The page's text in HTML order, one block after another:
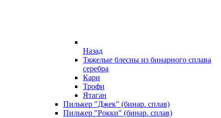
Назад
Тяжелые блесны из бинарного сплава
серебра
Кари
Трофи
Ятаган
Пилькер "Джек" (бинар. сплав)
Пилькер "Рокки" (бинар. сплав)